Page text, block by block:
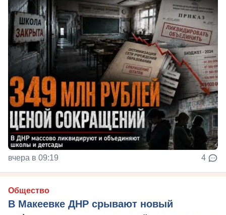
вчера в 09:19 4
Общество
В Макеевке ДНР срывают новый